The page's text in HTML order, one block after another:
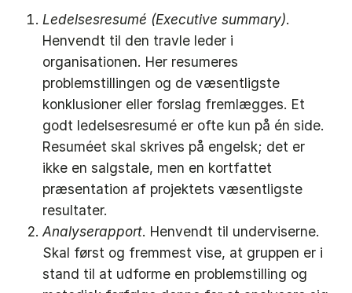
Ledelsesresumé (Executive summary).
Henvendt til den travle leder i
organisationen. Her resumeres
problemstillingen og de væsentligste
konklusioner eller forslag fremlægges. Et
godt ledelsesresumé er ofte kun på én side.
Resuméet skal skrives på engelsk; det er
ikke en salgstale, men en kortfattet
præsentation af projektets væsentligste
resulta­ter.
Analyserapport. Henvendt til underviserne.
Skal først og fremmest vise, at gruppen er i
stand til at udforme en problemstilling og